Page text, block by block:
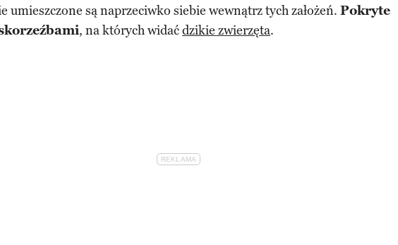
umieszczone są naprzeciwko siebie wewnątrz tych założeń. Pokryte
, na których widaćdzikie zwierzęta.